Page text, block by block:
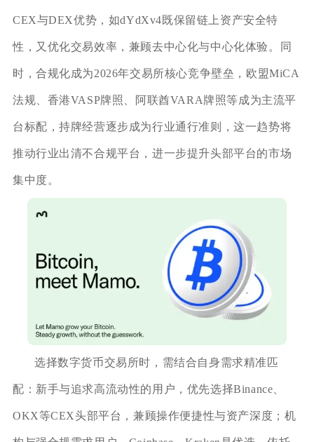
CEX与DEX优势，如dYdXv4既保留链上资产安全特
性，又优化交易效率，兼顾去中心化与中心化体验。同
时，合规化成为2026年交易所核心竞争壁垒，欧盟MiCA
法规、香港VASP牌照、阿联酋VARA牌照等成为主流平
台标配，持牌经营逐步成为行业通行准则，这一趋势将
推动行业出清不合规平台，进一步提升头部平台的市场
集中度。
选择数字货币交易所时，需结合自身需求精准匹
配：新手与追求高流动性的用户，优先选择Binance、
OKX等CEX头部平台，兼顾操作便捷性与资产深度；机